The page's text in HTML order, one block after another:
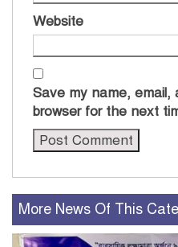
Website
Save my name, email,
browser for the next
More News Of This